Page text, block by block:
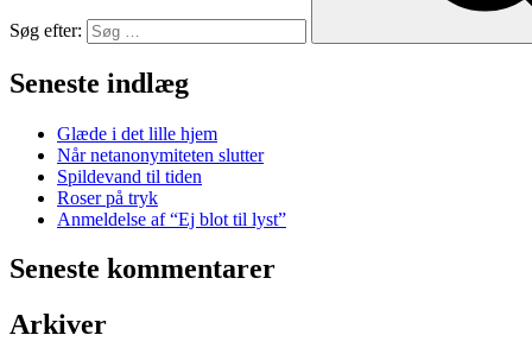
Søg efter:
Seneste indlæg
Glæde i det lille hjem
Når netanonymiteten slutter
Spildevand til tiden
Roser på tryk
Anmeldelse af “Ej blot til lyst”
Seneste kommentarer
Arkiver